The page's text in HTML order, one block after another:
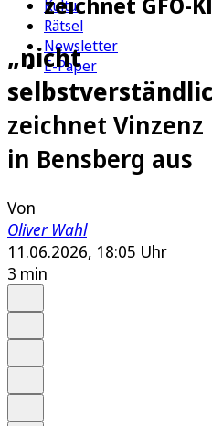
Kultur
Rätsel
Newsletter
E-Paper
„nicht
zeichnet
in Bensberg aus
Von
Oliver Wahl
11.06.2026, 18:05 Uhr
3 min